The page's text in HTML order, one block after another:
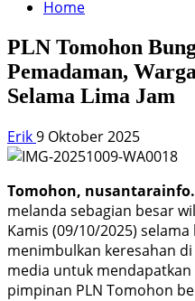
Home
PLN Tomohon
Pemadaman,
Selama Lima Jam
Erik9 Oktober 2025
Tomohon,
melanda sebagian besar
Kamis (09/10/2025)
menimbulkan keresahan
media untuk
pimpinan PLN Tomohon